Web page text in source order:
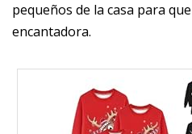
pequeños de la casa para
encantadora.